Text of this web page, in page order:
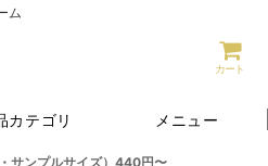
ム
カート
カテゴリ メニュー
サンプルサイズ）440円〜